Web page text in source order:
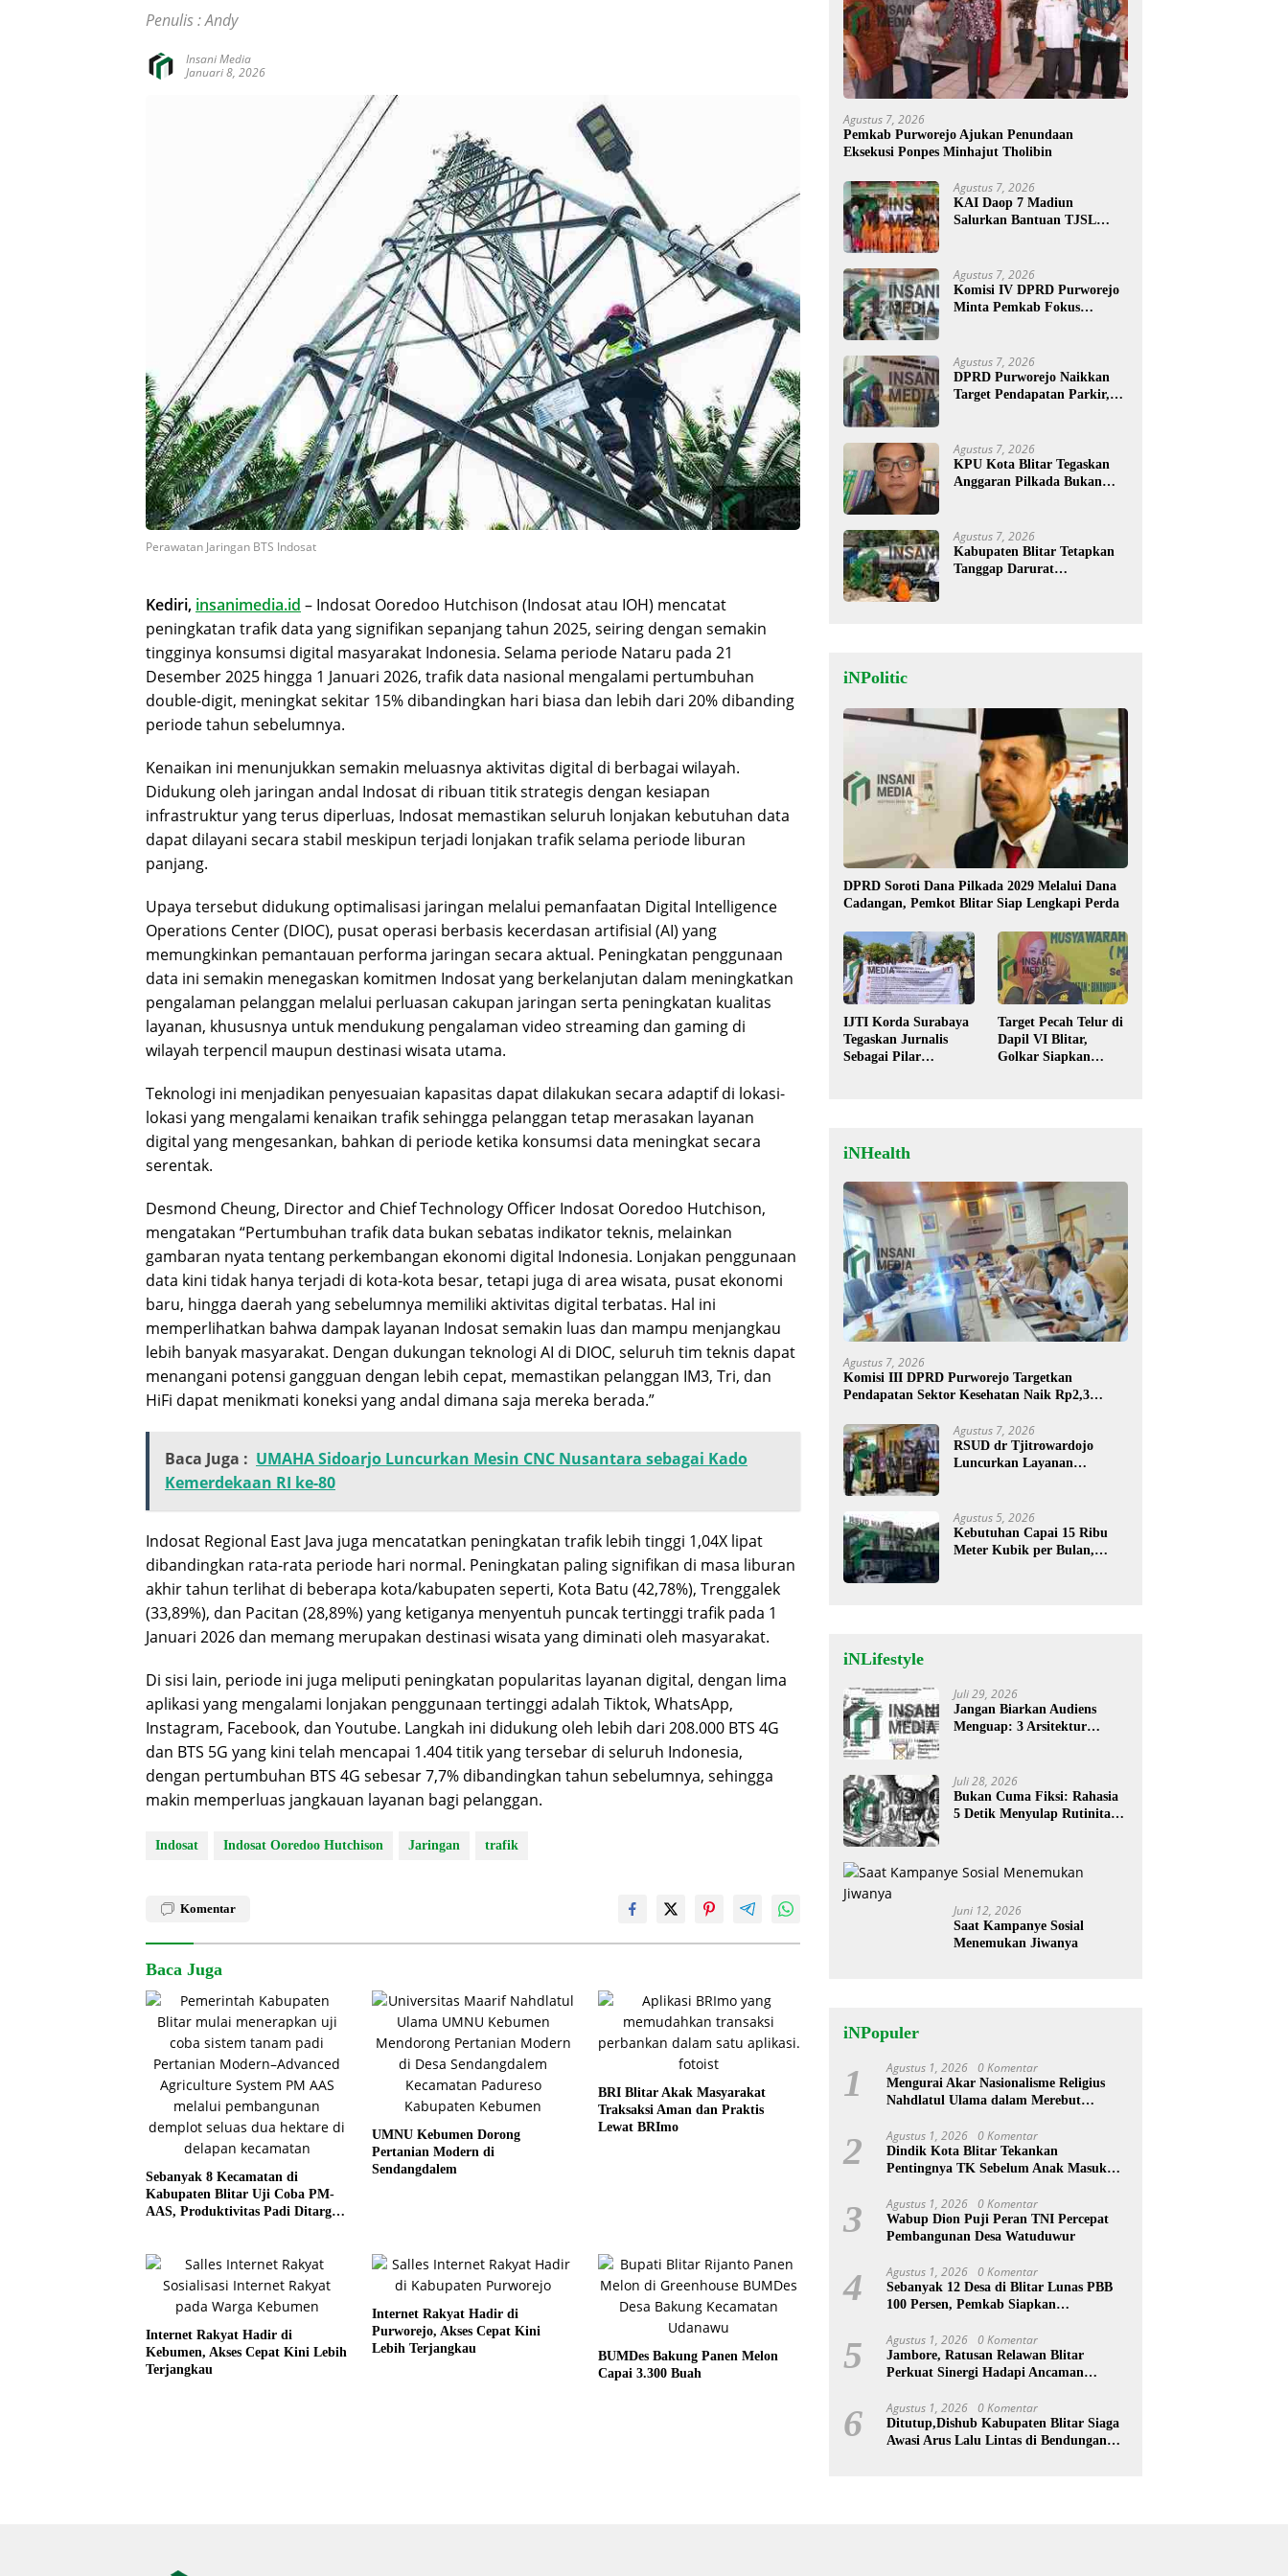
Penulis : Andy
Insani Media
Januari 8, 2026
Perawatan Jaringan BTS Indosat
Kediri, insanimedia.id – Indosat Ooredoo Hutchison (Indosat atau IOH) mencatat
peningkatan trafik data yang signifikan sepanjang tahun 2025, seiring dengan semakin
tingginya konsumsi digital masyarakat Indonesia. Selama periode Nataru pada 21
Desember 2025 hingga 1 Januari 2026, trafik data nasional mengalami pertumbuhan
double-digit, meningkat sekitar 15% dibandingkan hari biasa dan lebih dari 20% dibanding
periode tahun sebelumnya.
Kenaikan ini menunjukkan semakin meluasnya aktivitas digital di berbagai wilayah.
Didukung oleh jaringan andal Indosat di ribuan titik strategis dengan kesiapan
infrastruktur yang terus diperluas, Indosat memastikan seluruh lonjakan kebutuhan data
dapat dilayani secara stabil meskipun terjadi lonjakan trafik selama periode liburan
panjang.
Upaya tersebut didukung optimalisasi jaringan melalui pemanfaatan Digital Intelligence
Operations Center (DIOC), pusat operasi berbasis kecerdasan artifisial (AI) yang
memungkinkan pemantauan performa jaringan secara aktual. Peningkatan penggunaan
data ini semakin menegaskan komitmen Indosat yang berkelanjutan dalam meningkatkan
pengalaman pelanggan melalui perluasan cakupan jaringan serta peningkatan kualitas
layanan, khususnya untuk mendukung pengalaman video streaming dan gaming di
wilayah terpencil maupun destinasi wisata utama.
Teknologi ini menjadikan penyesuaian kapasitas dapat dilakukan secara adaptif di lokasi-
lokasi yang mengalami kenaikan trafik sehingga pelanggan tetap merasakan layanan
digital yang mengesankan, bahkan di periode ketika konsumsi data meningkat secara
serentak.
Desmond Cheung, Director and Chief Technology Officer Indosat Ooredoo Hutchison,
mengatakan “Pertumbuhan trafik data bukan sebatas indikator teknis, melainkan
gambaran nyata tentang perkembangan ekonomi digital Indonesia. Lonjakan penggunaan
data kini tidak hanya terjadi di kota-kota besar, tetapi juga di area wisata, pusat ekonomi
baru, hingga daerah yang sebelumnya memiliki aktivitas digital terbatas. Hal ini
memperlihatkan bahwa dampak layanan Indosat semakin luas dan mampu menjangkau
lebih banyak masyarakat. Dengan dukungan teknologi AI di DIOC, seluruh tim teknis dapat
menangani potensi gangguan dengan lebih cepat, memastikan pelanggan IM3, Tri, dan
HiFi dapat menikmati koneksi yang andal dimana saja mereka berada.”
Baca Juga : UMAHA Sidoarjo Luncurkan Mesin CNC Nusantara sebagai Kado
Kemerdekaan RI ke-80
Indosat Regional East Java juga mencatatkan peningkatan trafik lebih tinggi 1,04X lipat
dibandingkan rata-rata periode hari normal. Peningkatan paling signifikan di masa liburan
akhir tahun terlihat di beberapa kota/kabupaten seperti, Kota Batu (42,78%), Trenggalek
(33,89%), dan Pacitan (28,89%) yang ketiganya menyentuh puncak tertinggi trafik pada 1
Januari 2026 dan memang merupakan destinasi wisata yang diminati oleh masyarakat.
Di sisi lain, periode ini juga meliputi peningkatan popularitas layanan digital, dengan lima
aplikasi yang mengalami lonjakan penggunaan tertinggi adalah Tiktok, WhatsApp,
Instagram, Facebook, dan Youtube. Langkah ini didukung oleh lebih dari 208.000 BTS 4G
dan BTS 5G yang kini telah mencapai 1.404 titik yang tersebar di seluruh Indonesia,
dengan pertumbuhan BTS 4G sebesar 7,7% dibandingkan tahun sebelumnya, sehingga
makin memperluas jangkauan layanan bagi pelanggan.
Indosat Indosat Ooredoo Hutchison Jaringan trafik
Komentar
Baca Juga
Sebanyak 8 Kecamatan di
Kabupaten Blitar Uji Coba PM-
AAS, Produktivitas Padi Ditarget
UMNU Kebumen Dorong
Pertanian Modern di
Sendangdalem
BRI Blitar Akak Masyarakat
Traksaksi Aman dan Praktis
Lewat BRImo
Internet Rakyat Hadir di
Kebumen, Akses Cepat Kini Lebih
Terjangkau
Internet Rakyat Hadir di
Purworejo, Akses Cepat Kini
Lebih Terjangkau
BUMDes Bakung Panen Melon
Capai 3.300 Buah
Agustus 7, 2026
Pemkab Purworejo Ajukan Penundaan
Eksekusi Ponpes Minhajut Tholibin
Agustus 7, 2026
KAI Daop 7 Madiun
Salurkan Bantuan TJSL
Budaya
Agustus 7, 2026
Komisi IV DPRD Purworejo
Minta Pemkab Fokus
Kemiskinan
Agustus 7, 2026
DPRD Purworejo Naikkan
Target Pendapatan Parkir,
Agustus 7, 2026
KPU Kota Blitar Tegaskan
Anggaran Pilkada Bukan
Agustus 7, 2026
Kabupaten Blitar Tetapkan
Tanggap Darurat
iNPolitic
DPRD Soroti Dana Pilkada 2029 Melalui Dana
Cadangan, Pemkot Blitar Siap Lengkapi Perda
IJTI Korda Surabaya
Tegaskan Jurnalis
Sebagai Pilar
Target Pecah Telur di
Dapil VI Blitar,
Golkar Siapkan
iNHealth
Agustus 7, 2026
Komisi III DPRD Purworejo Targetkan
Pendapatan Sektor Kesehatan Naik Rp2,3
Agustus 7, 2026
RSUD dr Tjitrowardojo
Luncurkan Layanan
Agustus 5, 2026
Kebutuhan Capai 15 Ribu
Meter Kubik per Bulan,
iNLifestyle
Juli 29, 2026
Jangan Biarkan Audiens
Menguap: 3 Arsitektur
Juli 28, 2026
Bukan Cuma Fiksi: Rahasia
5 Detik Menyulap Rutinitas
Juni 12, 2026
Saat Kampanye Sosial
Menemukan Jiwanya
iNPopuler
1 Agustus 1, 2026 0 Komentar
Mengurai Akar Nasionalisme Religius
Nahdlatul Ulama dalam Merebut
2 Agustus 1, 2026 0 Komentar
Dindik Kota Blitar Tekankan
Pentingnya TK Sebelum Anak Masuk
3 Agustus 1, 2026 0 Komentar
Wabup Dion Puji Peran TNI Percepat
Pembangunan Desa Watuduwur
4 Agustus 1, 2026 0 Komentar
Sebanyak 12 Desa di Blitar Lunas PBB
100 Persen, Pemkab Siapkan
5 Agustus 1, 2026 0 Komentar
Jambore, Ratusan Relawan Blitar
Perkuat Sinergi Hadapi Ancaman
6 Agustus 1, 2026 0 Komentar
Ditutup,Dishub Kabupaten Blitar Siaga
Awasi Arus Lalu Lintas di Bendungan